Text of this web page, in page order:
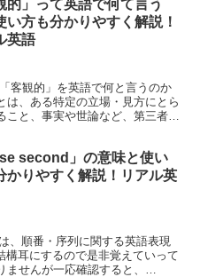
的」って英語で何て言う
い方も分かりやすく解説！
英語
客観的」を英語で何と言うのか
は、ある特定の立場・見方にとら
と、事実や世論など、第三者の
second」の意味と使い
かりやすく解説！リアル英
、順番・序列に関する英語表現
構耳にするので是非覚えていって
せんが一応確認すると、